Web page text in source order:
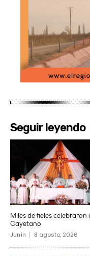
Seguir leyendo
Miles de fieles celebraron
Cayetano
Junín 8 agosto, 2026